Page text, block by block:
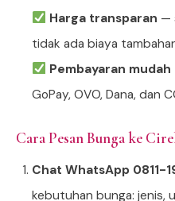
Harga transparan —
tidak ada biaya
Pembayaran mudah
GoPay, OVO, Dana, dan
Cara Pesan Bunga ke
Chat WhatsApp 0811-
kebutuhan bunga: jenis,